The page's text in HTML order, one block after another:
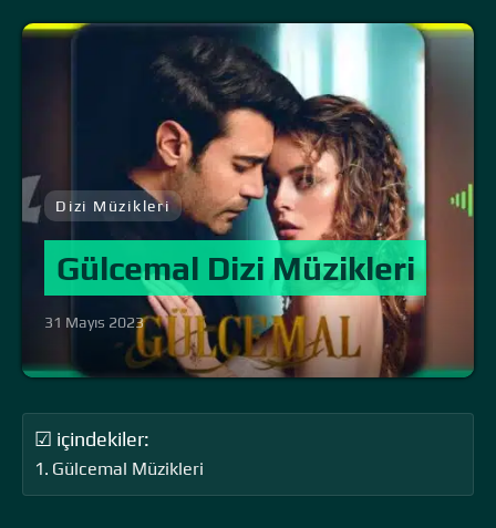
Dizi Müzikleri
Gülcemal Dizi Müzikleri
31 Mayıs 2023
☑ içindekiler:
Gülcemal Müzikleri